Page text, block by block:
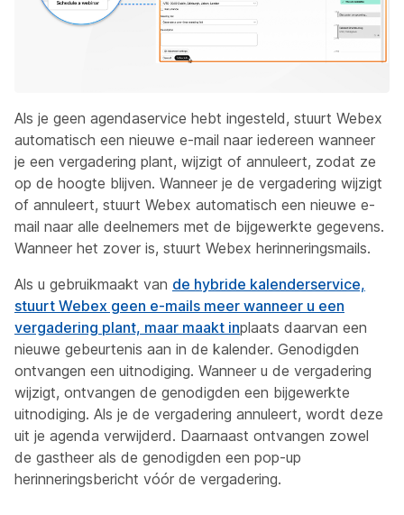
Als je geen agendaservice hebt ingesteld, stuurt Webex
automatisch een nieuwe e-mail naar iedereen wanneer
je een vergadering plant, wijzigt of annuleert, zodat ze
op de hoogte blijven. Wanneer je de vergadering wijzigt
of annuleert, stuurt Webex automatisch een nieuwe e-
mail naar alle deelnemers met de bijgewerkte gegevens.
Wanneer het zover is, stuurt Webex herinneringsmails.
Als u gebruikmaakt van de hybride kalenderservice,
stuurt Webex geen e-mails meer wanneer u een
vergadering plant, maar maakt inplaats daarvan een
nieuwe gebeurtenis aan in de kalender. Genodigden
ontvangen een uitnodiging. Wanneer u de vergadering
wijzigt, ontvangen de genodigden een bijgewerkte
uitnodiging. Als je de vergadering annuleert, wordt deze
uit je agenda verwijderd. Daarnaast ontvangen zowel
de gastheer als de genodigden een pop-up
herinneringsbericht vóór de vergadering.